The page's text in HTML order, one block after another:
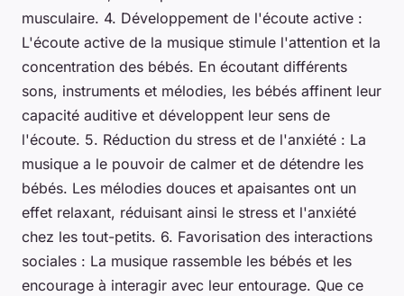
musculaire. 4. Développement de l'écoute active :
L'écoute active de la musique stimule l'attention et la
concentration des bébés. En écoutant différents
sons, instruments et mélodies, les bébés affinent leur
capacité auditive et développent leur sens de
l'écoute. 5. Réduction du stress et de l'anxiété : La
musique a le pouvoir de calmer et de détendre les
bébés. Les mélodies douces et apaisantes ont un
effet relaxant, réduisant ainsi le stress et l'anxiété
chez les tout-petits. 6. Favorisation des interactions
sociales : La musique rassemble les bébés et les
encourage à interagir avec leur entourage. Que ce